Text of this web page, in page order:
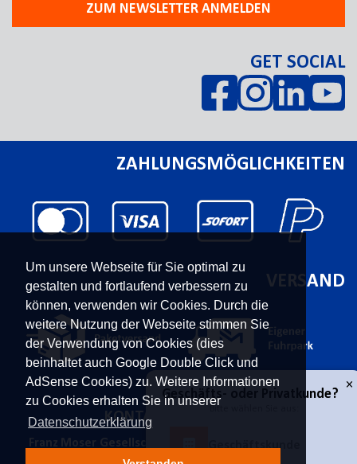
Um unsere Webseite für Sie optimal zu
gestalten und fortlaufend verbessern zu
können, verwenden wir Cookies. Durch die
weitere Nutzung der Webseite stimmen Sie
der Verwendung von Cookies (dies
beinhaltet auch Google Double Click und
AdSense Cookies) zu. Weitere Informationen
zu Cookies erhalten Sie in unserer
Datenschutzerklärung
ZUM NEWSLETTER ANMELDEN
GET SOCIAL
ZAHLUNGSMÖGLICHKEITEN
VERSAND
KONTAKT
Franz Moser Gesellschaft
m.b.H